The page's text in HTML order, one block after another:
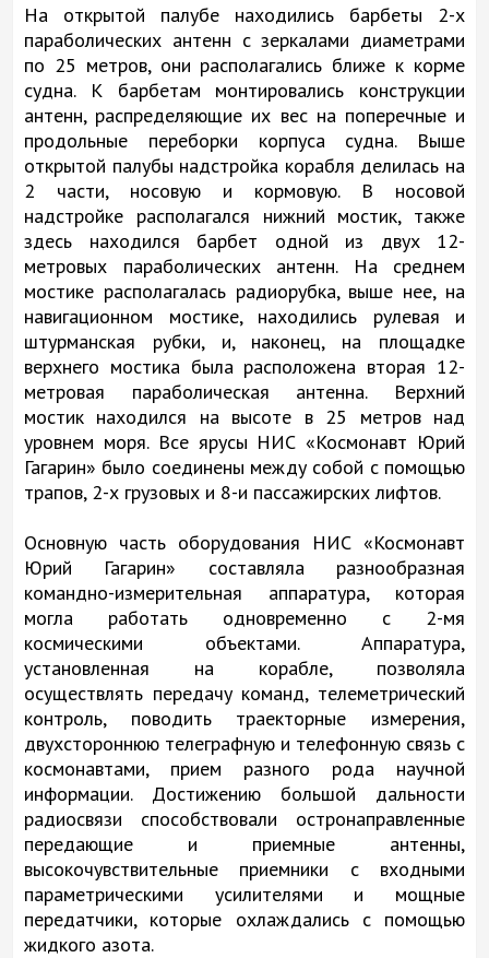
На открытой палубе находились барбеты 2-х
параболических антенн с зеркалами диаметрами
по 25 метров, они располагались ближе к корме
судна. К барбетам монтировались конструкции
антенн, распределяющие их вес на поперечные и
продольные переборки корпуса судна. Выше
открытой палубы надстройка корабля делилась на
2 части, носовую и кормовую. В носовой
надстройке располагался нижний мостик, также
здесь находился барбет одной из двух 12-
метровых параболических антенн. На среднем
мостике располагалась радиорубка, выше нее, на
навигационном мостике, находились рулевая и
штурманская рубки, и, наконец, на площадке
верхнего мостика была расположена вторая 12-
метровая параболическая антенна. Верхний
мостик находился на высоте в 25 метров над
уровнем моря. Все ярусы НИС «Космонавт Юрий
Гагарин» было соединены между собой с помощью
трапов, 2-х грузовых и 8-и пассажирских лифтов.
Основную часть оборудования НИС «Космонавт
Юрий Гагарин» составляла разнообразная
командно-измерительная аппаратура, которая
могла работать одновременно с 2-мя
космическими объектами. Аппаратура,
установленная на корабле, позволяла
осуществлять передачу команд, телеметрический
контроль, поводить траекторные измерения,
двухстороннюю телеграфную и телефонную связь с
космонавтами, прием разного рода научной
информации. Достижению большой дальности
радиосвязи способствовали остронаправленные
передающие и приемные антенны,
высокочувствительные приемники с входными
параметрическими усилителями и мощные
передатчики, которые охлаждались с помощью
жидкого азота.